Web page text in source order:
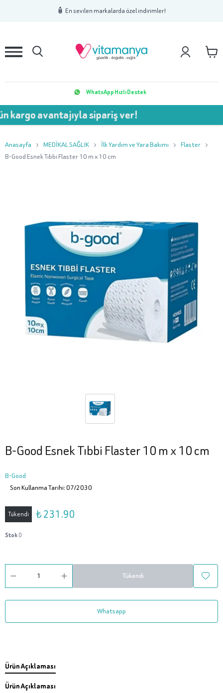
🧴 En sevilen markalarda özel indirimler!
2 3
WhatsApp Hızlı Destek
sipariş ver!
Anasayfa MEDİKAL SAĞLIK İlk Yardım ve Yara Bakımı
Flaster
B-Good Esnek Tıbbi Flaster 10 m x 10 cm
B-Good Esnek Tıbbi Flaster 10 m x 10 cm
B-Good
Son Kullanma Tarihi: 07/2030
Tükendi ₺ 231.90
Stok0
Tükendi
Whatsapp
Ürün Açıklaması
Ürün Açıklaması